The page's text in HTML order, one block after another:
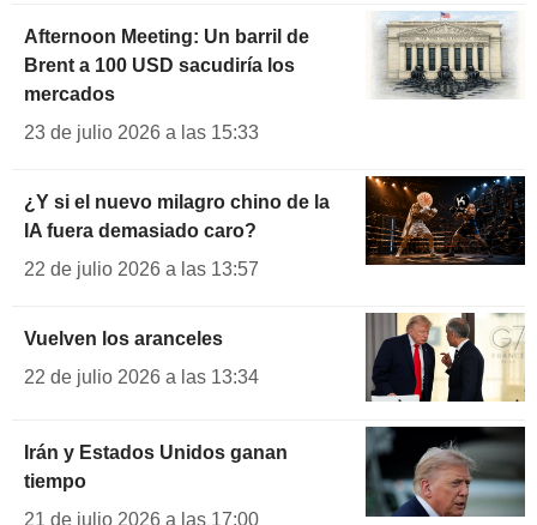
Afternoon Meeting: Un barril de
Brent a 100 USD sacudiría los
mercados
23 de julio 2026 a las 15:33
¿Y si el nuevo milagro chino de la
IA fuera demasiado caro?
22 de julio 2026 a las 13:57
Vuelven los aranceles
22 de julio 2026 a las 13:34
Irán y Estados Unidos ganan
tiempo
21 de julio 2026 a las 17:00